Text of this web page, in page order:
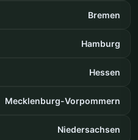
Bremen
Hamburg
Hessen
Mecklenburg-Vorpommern
Niedersachsen